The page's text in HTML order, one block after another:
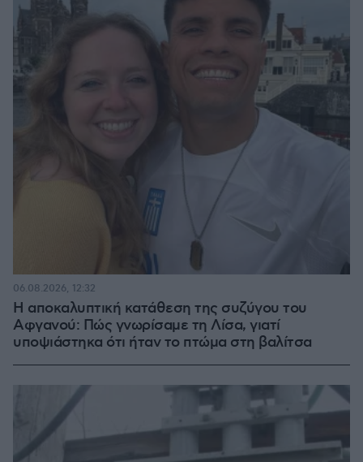
Η αποκαλυπτική κατάθεση της συζύγου του
Αφγανού: Πώς γνωρίσαμε τη Λίσα, γιατί
υποψιάστηκα ότι ήταν το πτώμα στη βαλίτσα
06.08.2026, 12:32